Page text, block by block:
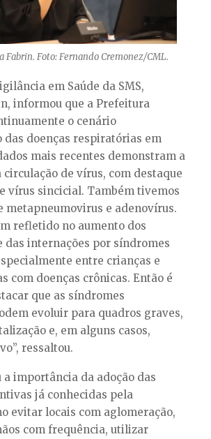
Fabrin. Foto: Fernando Cremonez/CML.
em Saúde da SMS,
informou que a Prefeitura
o cenário
doenças respiratórias em
mais recentes demonstram a
circulação de vírus, com destaque
vírus sincicial. Também tivemos
metapneumovirus e adenovírus.
refletido no aumento dos
das internações por síndromes
entre crianças e
com doenças crônicas. Então é
que as síndromes
evoluir para quadros graves,
e, em alguns casos,
ressaltou.
importância da adoção das
já conhecidas pela
evitar locais com aglomeração,
com frequência, utilizar